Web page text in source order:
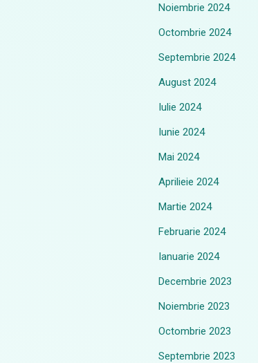
Noiembrie 2024
Octombrie 2024
Septembrie 2024
August 2024
Iulie 2024
Iunie 2024
Mai 2024
Aprilieie 2024
Martie 2024
Februarie 2024
Ianuarie 2024
Decembrie 2023
Noiembrie 2023
Octombrie 2023
Septembrie 2023